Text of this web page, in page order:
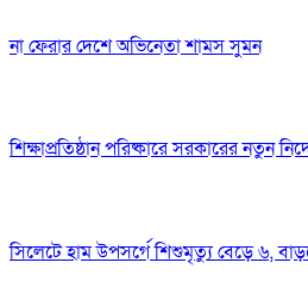
না ফেরার দেশে অভিনেতা শামস সুমন
শিক্ষাপ্রতিষ্ঠান পরিষ্কারে সরকারের নতুন
সিলেটে হাম উপসর্গে শিশুমৃত্যু বেড়ে ৬,